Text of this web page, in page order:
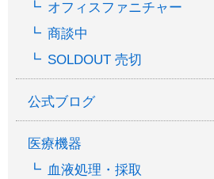
オフィスファニチャー
商談中
SOLDOUT 売切
公式ブログ
医療機器
血液処理・採取